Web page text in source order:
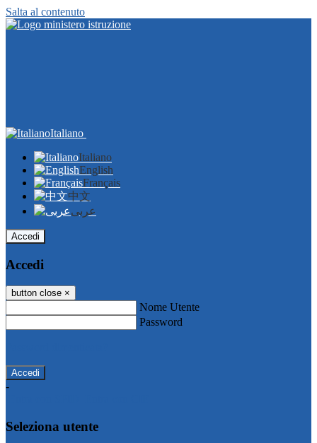
Salta al contenuto
Italiano
Italiano
English
Français
中文
عربى
Accedi
Accedi
button close ×
Nome Utente
Password
-
Seleziona utente